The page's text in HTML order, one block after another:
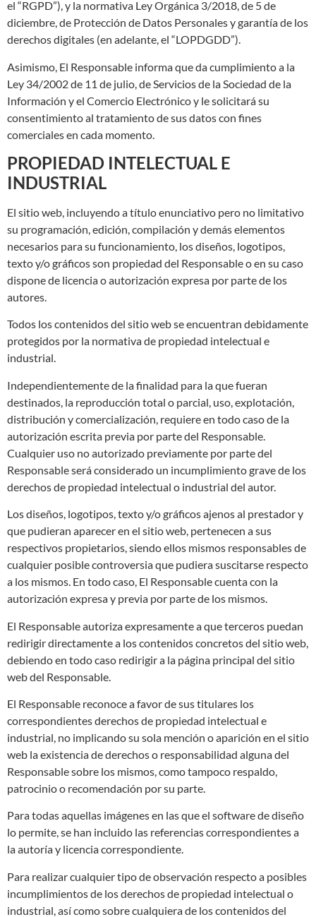
el “RGPD”), y la normativa Ley Orgánica 3/2018, de 5 de
diciembre, de Protección de Datos Personales y garantía de los
derechos digitales (en adelante, el “LOPDGDD”).
Asimismo, El Responsable informa que da cumplimiento a la
Ley 34/2002 de 11 de julio, de Servicios de la Sociedad de la
Información y el Comercio Electrónico y le solicitará su
consentimiento al tratamiento de sus datos con fines
comerciales en cada momento.
PROPIEDAD INTELECTUAL E
INDUSTRIAL
El sitio web, incluyendo a título enunciativo pero no limitativo
su programación, edición, compilación y demás elementos
necesarios para su funcionamiento, los diseños, logotipos,
texto y/o gráficos son propiedad del Responsable o en su caso
dispone de licencia o autorización expresa por parte de los
autores.
Todos los contenidos del sitio web se encuentran debidamente
protegidos por la normativa de propiedad intelectual e
industrial.
Independientemente de la finalidad para la que fueran
destinados, la reproducción total o parcial, uso, explotación,
distribución y comercialización, requiere en todo caso de la
autorización escrita previa por parte del Responsable.
Cualquier uso no autorizado previamente por parte del
Responsable será considerado un incumplimiento grave de los
derechos de propiedad intelectual o industrial del autor.
Los diseños, logotipos, texto y/o gráficos ajenos al prestador y
que pudieran aparecer en el sitio web, pertenecen a sus
respectivos propietarios, siendo ellos mismos responsables de
cualquier posible controversia que pudiera suscitarse respecto
a los mismos. En todo caso, El Responsable cuenta con la
autorización expresa y previa por parte de los mismos.
El Responsable autoriza expresamente a que terceros puedan
redirigir directamente a los contenidos concretos del sitio web,
debiendo en todo caso redirigir a la página principal del sitio
web del Responsable.
El Responsable reconoce a favor de sus titulares los
correspondientes derechos de propiedad intelectual e
industrial, no implicando su sola mención o aparición en el sitio
web la existencia de derechos o responsabilidad alguna del
Responsable sobre los mismos, como tampoco respaldo,
patrocinio o recomendación por su parte.
Para todas aquellas imágenes en las que el software de diseño
lo permite, se han incluido las referencias correspondientes a
la autoría y licencia correspondiente.
Para realizar cualquier tipo de observación respecto a posibles
incumplimientos de los derechos de propiedad intelectual o
industrial, así como sobre cualquiera de los contenidos del